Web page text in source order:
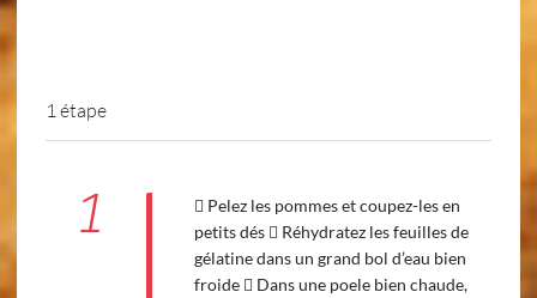
1 étape
1
 Pelez les pommes et coupez-les en
petits dés  Réhydratez les feuilles de
gélatine dans un grand bol d’eau bien
froide  Dans une poele bien chaude,